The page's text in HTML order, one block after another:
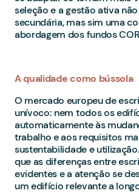
seleção e a gestão ativa
secundária, mas sim uma
abordagem dos fundos
A qualidade como bússola
O mercado europeu de
unívoco: nem todos os
automaticamente às
trabalho e aos requisitos
sustentabilidade e
que as diferenças entre
evidentes e a atenção se
um edifício relevante a